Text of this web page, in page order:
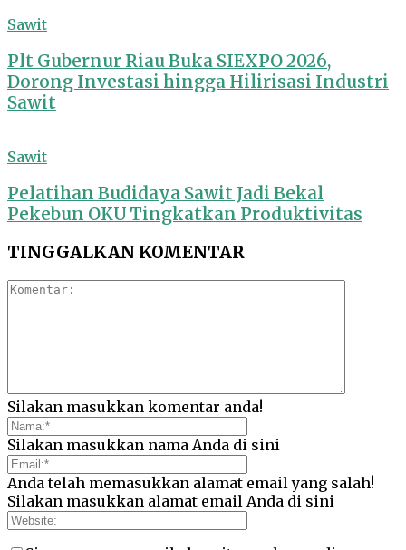
Sawit
Plt Gubernur Riau Buka SIEXPO 2026,
Dorong Investasi hingga Hilirisasi Industri
Sawit
Sawit
Pelatihan Budidaya Sawit Jadi Bekal
Pekebun OKU Tingkatkan Produktivitas
TINGGALKAN KOMENTAR
Silakan masukkan komentar anda!
Silakan masukkan nama Anda di sini
Anda telah memasukkan alamat email yang salah!
Silakan masukkan alamat email Anda di sini